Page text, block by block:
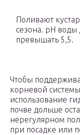
Поливают
сезона. pH
превышать 5,5.
Чтобы
корневой
использование
почве дольше
нерегулярном
при посадке или